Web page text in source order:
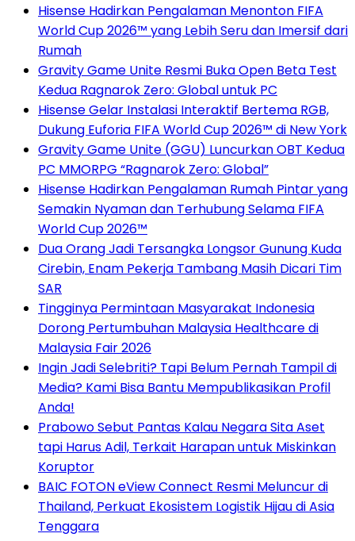
Hisense Hadirkan Pengalaman Menonton FIFA
World Cup 2026™ yang Lebih Seru dan Imersif dari
Rumah
Gravity Game Unite Resmi Buka Open Beta Test
Kedua Ragnarok Zero: Global untuk PC
Hisense Gelar Instalasi Interaktif Bertema RGB,
Dukung Euforia FIFA World Cup 2026™ di New York
Gravity Game Unite (GGU) Luncurkan OBT Kedua
PC MMORPG “Ragnarok Zero: Global”
Hisense Hadirkan Pengalaman Rumah Pintar yang
Semakin Nyaman dan Terhubung Selama FIFA
World Cup 2026™
Dua Orang Jadi Tersangka Longsor Gunung Kuda
Cirebin, Enam Pekerja Tambang Masih Dicari Tim
SAR
Tingginya Permintaan Masyarakat Indonesia
Dorong Pertumbuhan Malaysia Healthcare di
Malaysia Fair 2026
Ingin Jadi Selebriti? Tapi Belum Pernah Tampil di
Media? Kami Bisa Bantu Mempublikasikan Profil
Anda!
Prabowo Sebut Pantas Kalau Negara Sita Aset
tapi Harus Adil, Terkait Harapan untuk Miskinkan
Koruptor
BAIC FOTON eView Connect Resmi Meluncur di
Thailand, Perkuat Ekosistem Logistik Hijau di Asia
Tenggara